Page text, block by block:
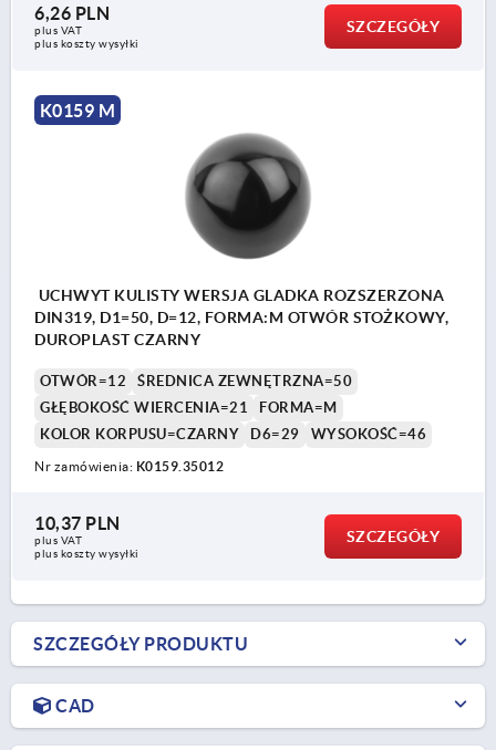
6,26 PLN
plus VAT
plus koszty wysyłki
SZCZEGÓŁY
K0159 M
UCHWYT KULISTY WERSJA GLADKA ROZSZERZONA
DIN319, D1=50, D=12, FORMA:M OTWÓR STOŻKOWY,
DUROPLAST CZARNY
OTWÓR=12
ŚREDNICA ZEWNĘTRZNA=50
GŁĘBOKOŚĆ WIERCENIA=21
FORMA=M
KOLOR KORPUSU=CZARNY
D6=29 WYSOKOŚĆ=46
Nr zamówienia: K0159.35012
10,37 PLN
plus VAT
plus koszty wysyłki
SZCZEGÓŁY
SZCZEGÓŁY PRODUKTU
CAD